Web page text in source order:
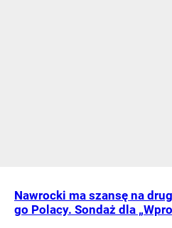
Nawrocki ma szansę na
go Polacy. Sondaż dla